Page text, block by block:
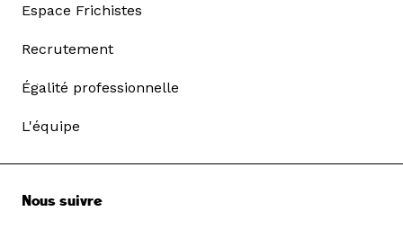
Espace Frichistes
Recrutement
Égalité professionnelle
L'équipe
Nous suivre